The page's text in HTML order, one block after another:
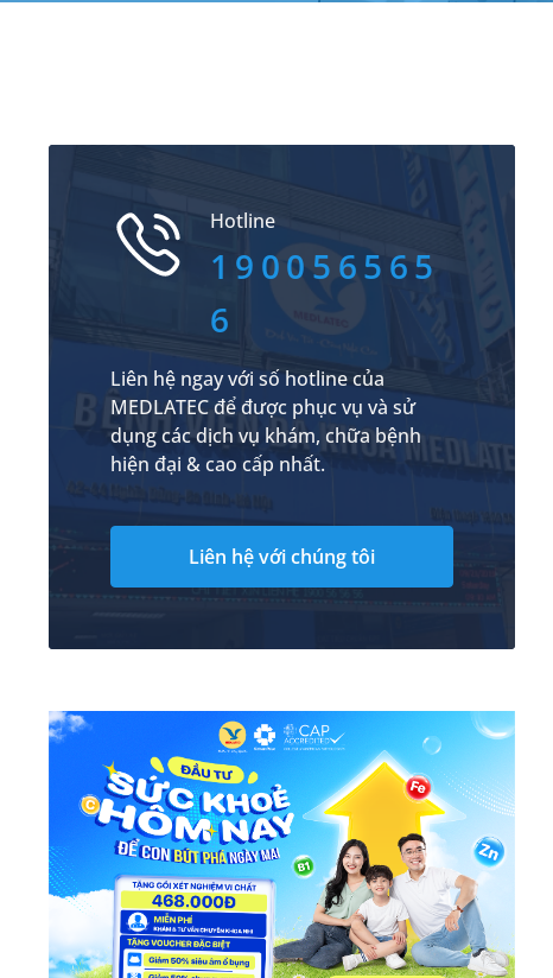
Hotline
190056565
6
Liên hệ ngay với số hotline của
MEDLATEC để được phục vụ và sử
dụng các dịch vụ khám, chữa bệnh
hiện đại & cao cấp nhất.
Liên hệ với chúng tôi